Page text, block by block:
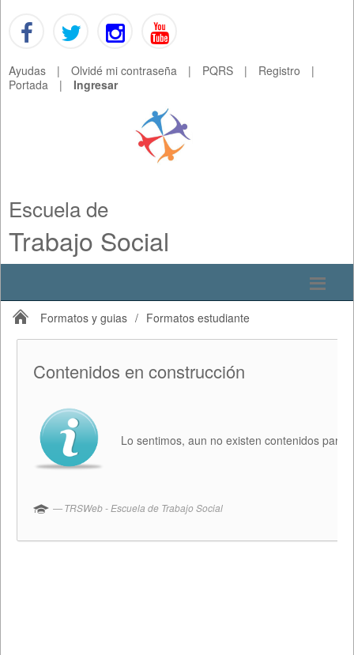
Ayudas | Olvidé mi contraseña | PQRS | Registro
|
Portada
| Ingresar
Escuela de
Trabajo Social
Formatos y guias / Formatos estudiante